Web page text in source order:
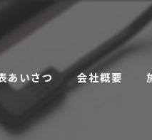
あいさつ 会社概要